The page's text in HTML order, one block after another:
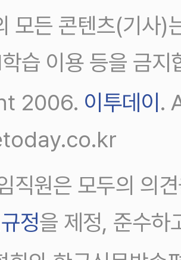
모든 콘텐츠(기사)
습 이용 등을 금지
2006. 이투데이 .
직원은 모두의 의
정을 제정, 준수하